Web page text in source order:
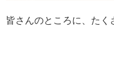
皆さんのところに、たく